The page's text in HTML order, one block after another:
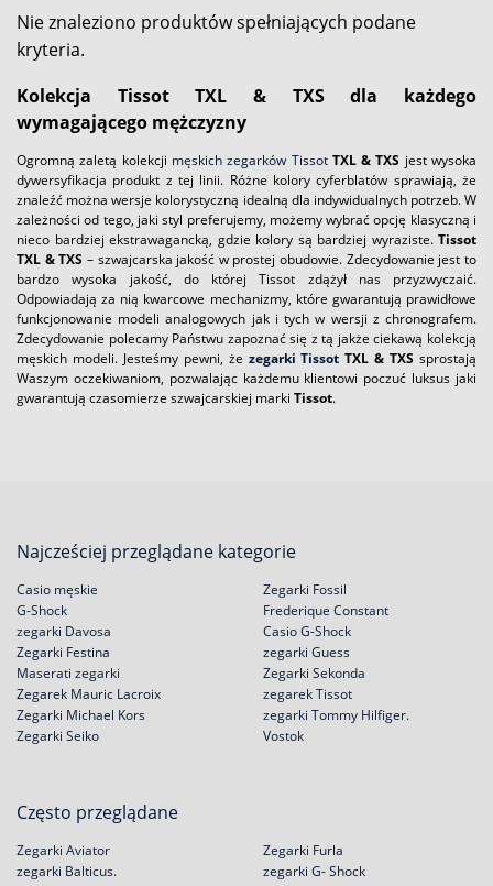
Nie znaleziono produktów spełniających podane
kryteria.
Kolekcja Tissot TXL & TXS dla każdego
wymagającego mężczyzny
Ogromną zaletą kolekcji męskich zegarków TissotTXL & TXS jest wysoka
dywersyfikacja produkt z tej linii. Różne kolory cyferblatów sprawiają, że
znaleźć można wersje kolorystyczną idealną dla indywidualnych potrzeb. W
zależności od tego, jaki styl preferujemy, możemy wybrać opcję klasyczną i
nieco bardziej ekstrawagancką, gdzie kolory są bardziej wyraziste. Tissot
TXL & TXS – szwajcarska jakość w prostej obudowie. Zdecydowanie jest to
bardzo wysoka jakość, do której Tissot zdążył nas przyzwyczaić.
Odpowiadają za nią kwarcowe mechanizmy, które gwarantują prawidłowe
funkcjonowanie modeli analogowych jak i tych w wersji z chronografem.
Zdecydowanie polecamy Państwu zapoznać się z tą jakże ciekawą kolekcją
męskich modeli. Jesteśmy pewni, że zegarki Tissot TXL & TXS sprostają
Waszym oczekiwaniom, pozwalając każdemu klientowi poczuć luksus jaki
gwarantują czasomierze szwajcarskiej marki Tissot.
Najcześciej przeglądane kategorie
Casio męskie
G-Shock
zegarki Davosa
Zegarki Festina
Zegarki Fossil
Frederique Constant
Casio G-Shock
zegarki Guess
Maserati zegarki
Zegarek Mauric Lacroix
Zegarki Michael Kors
Zegarki Seiko
Zegarki Sekonda
zegarek Tissot
zegarki Tommy Hilfiger.
Vostok
Często przeglądane
Zegarki Aviator
zegarki Balticus.
Zegarki Furla
zegarki G- Shock